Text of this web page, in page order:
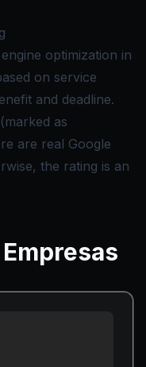
optimization in
on service
and deadline.
as
are real Google
the rating is an